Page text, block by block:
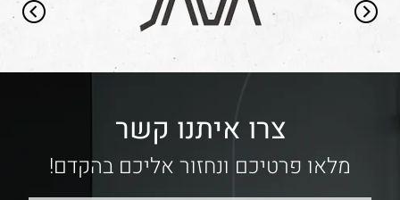
צרו איתנו קשר
מלאו פרטיכם ונחזור אליכם בהקדם!